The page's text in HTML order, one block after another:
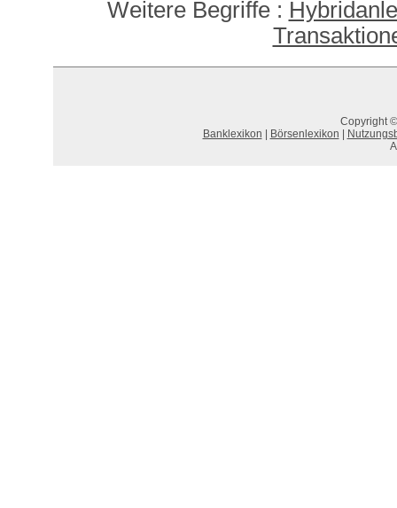
Weitere Begriffe :
Copyright
Banklexikon
Börsenlexikon